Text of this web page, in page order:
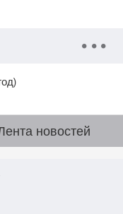
новостей